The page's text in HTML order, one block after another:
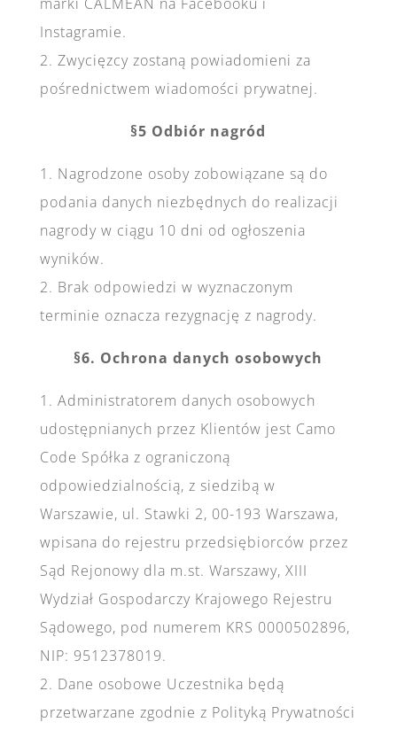
Instagramie.
2. Zwycięzcy zostaną powiadomieni za
pośrednictwem wiadomości prywatnej.
§5 Odbiór nagród
1. Nagrodzone osoby zobowiązane są do
podania danych niezbędnych do realizacji
nagrody w ciągu 10 dni od ogłoszenia
wyników.
2. Brak odpowiedzi w wyznaczonym
terminie oznacza rezygnację z nagrody.
§6. Ochrona danych osobowych
1. Administratorem danych osobowych
udostępnianych przez Klientów jest Camo
Code Spółka z ograniczoną
odpowiedzialnością, z siedzibą w
Warszawie, ul. Stawki 2, 00-193 Warszawa,
wpisana do rejestru przedsiębiorców przez
Sąd Rejonowy dla m.st. Warszawy, XIII
Wydział Gospodarczy Krajowego Rejestru
Sądowego, pod numerem KRS 0000502896,
NIP: 9512378019.
2. Dane osobowe Uczestnika będą
przetwarzane zgodnie z Polityką Prywatności